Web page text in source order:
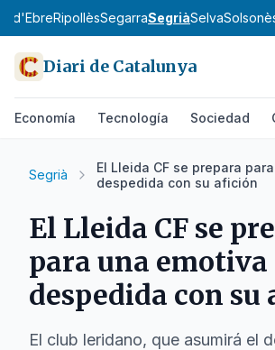
d'EbreRipollèsSegarraSegriàSelva
Diari de Catalunya
Economía Tecnología Sociedad
Segrià
El Lleida CF se prepara
despedida con su afición
El Lleida CF se
para una emotiva
despedida con su
El club leridano, que asumirá el